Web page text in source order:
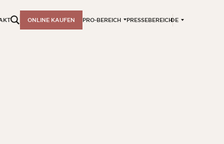
ONLINE KAUFEN PRO-BEREICH PRESSEBEREICHDE